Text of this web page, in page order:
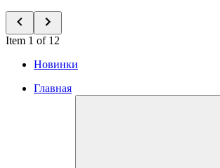
Item 1 of 12
Новинки
Главная